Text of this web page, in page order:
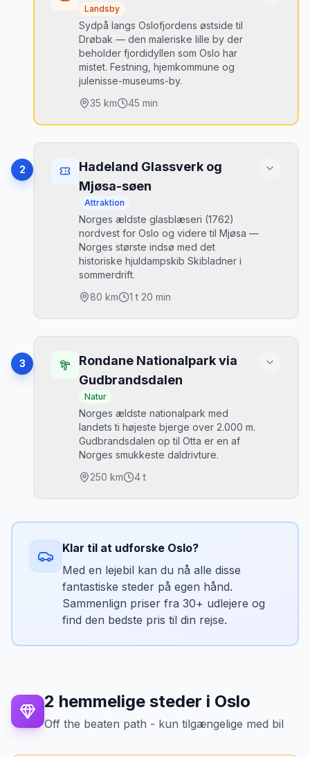
Landsby
Sydpå langs Oslofjordens østside til
Drøbak — den maleriske lille by der
beholder fjordidyllen som Oslo har
mistet. Festning, hjemkommune og
julenisse-museums-by.
35 km 45 min
• Drøbak centrum: tætte bindingsværkshuse
og havn
Oscarsborg Festning (sænkede Blücher
1940) på en ø i fjorden
Hurum halvøens strandskov
Udsigt over fjorden fra Håøya
Bedste tidspunkt
Sommer for fjordbadning. December for
Mikkels tip
Vejen via E18 og E6 er hurtig, men tag
rv23 ad Drøbak direkte for det
hyggeligste forløb.
2
Hadeland Glassverk og
Mjøsa-søen
Attraktion
Norges ældste glasblæseri (1762)
nordvest for Oslo og videre til Mjøsa —
Norges største indsø med det
historiske hjuldampskib Skibladner i
sommerdrift.
80 km 1 t 20 min
•
Hadeland Glassverk: glasblæsning live og
Mjøsa: Norges største indsø
drift)
Hamar med landets ældste biskopruin
Bedste tidspunkt
Hamar havn.
Mikkels tip
Glasverket har en billigbutik med skønne
udsalg. Tjek Skibladner-sejlplanen online
— sejler kun om sommeren på bestemte
3
Rondane Nationalpark via
Gudbrandsdalen
Natur
Norges ældste nationalpark med
landets ti højeste bjerge over 2.000 m.
Gudbrandsdalen op til Otta er en af
Norges smukkeste daldrivture.
250 km 4 t
renflokke
•Gudbrandsdalen: den historiske dal Ibsen
og Peer Gynt
• Vinstra: Peer Gynt-forbindelserne
•Dovre Fjellstue ved fjellets top
Parkering
Spranget: gratis parkeringsplads ved
Klar til at udforske Oslo?
Med en lejebil kan du nå alle disse
fantastiske steder på egen hånd.
Sammenlign priser fra 30+ udlejere og
find den bedste pris til din rejse.
2 hemmelige steder i Oslo
Off the beaten path - kun tilgængelige med bil